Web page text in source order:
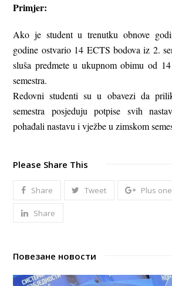
Primjer:
Ako je student u trenutku obnove
godine ostvario 14 ECTS bodova iz 2.
sluša predmete u ukupnom obimu od
semestra.
Redovni studenti su u obavezi da
semestra posjeduju potpise svih
pohađali nastavu i vježbe u zimskom
Please Share This
Share Tweet Plus one
Share
Повезане новости